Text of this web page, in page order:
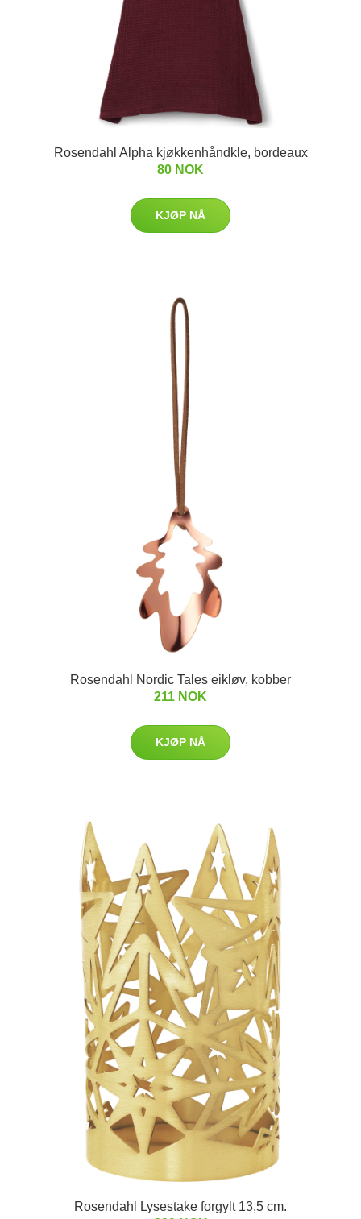
Rosendahl Alpha kjøkkenhåndkle, bordeaux
80 NOK
KJØP NÅ
Rosendahl Nordic Tales eikløv, kobber
211 NOK
KJØP NÅ
Rosendahl Lysestake forgylt 13,5 cm.